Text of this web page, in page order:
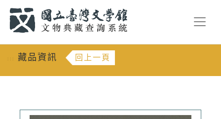
::: 藏品資訊 回上一頁